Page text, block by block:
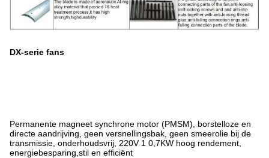
DX-serie fans
Permanente magneet synchrone motor (PMSM), borstelloze en
directe aandrijving, geen versnellingsbak, geen smeerolie bij de
transmissie, onderhoudsvrij, 220V 1 0,7KW hoog rendement,
energiebesparing,stil en efficiënt